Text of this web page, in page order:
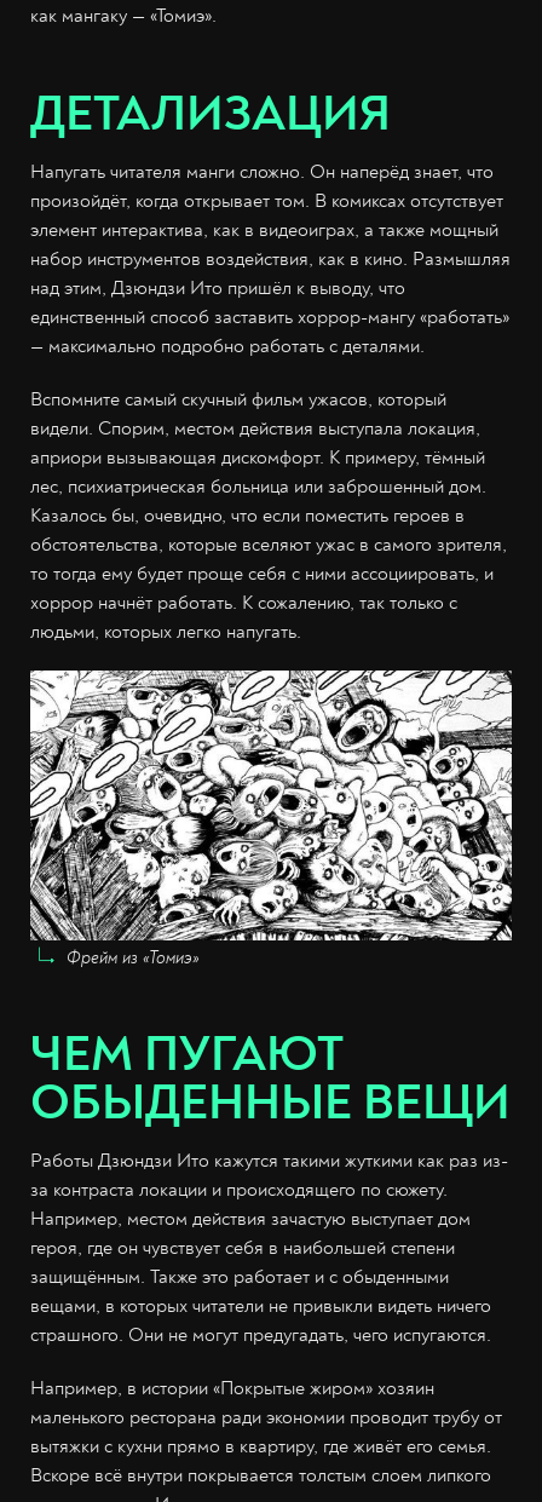
как мангаку — «Томиэ».
ДЕТАЛИЗАЦИЯ
Напугать читателя манги сложно. Он наперёд знает, что
произойдёт, когда открывает том. В комиксах отсутствует
элемент интерактива, как в видеоиграх, а также мощный
набор инструментов воздействия, как в кино. Размышляя
над этим, Дзюндзи Ито пришёл к выводу, что
единственный способ заставить хоррор-мангу «работать»
— максимально подробно работать с деталями.
Вспомните самый скучный фильм ужасов, который
видели. Спорим, местом действия выступала локация,
априори вызывающая дискомфорт. К примеру, тёмный
лес, психиатрическая больница или заброшенный дом.
Казалось бы, очевидно, что если поместить героев в
обстоятельства, которые вселяют ужас в самого зрителя,
то тогда ему будет проще себя с ними ассоциировать, и
хоррор начнёт работать. К сожалению, так только с
людьми, которых легко напугать.
Фрейм из «Томиэ»
ЧЕМ ПУГАЮТ
ОБЫДЕННЫЕ ВЕЩИ
Работы Дзюндзи Ито кажутся такими жуткими как раз из-
за контраста локации и происходящего по сюжету.
Например, местом действия зачастую выступает дом
героя, где он чувствует себя в наибольшей степени
защищённым. Также это работает и с обыденными
вещами, в которых читатели не привыкли видеть ничего
страшного. Они не могут предугадать, чего испугаются.
Например, в истории «Покрытые жиром» хозяин
маленького ресторана ради экономии проводит трубу от
вытяжки с кухни прямо в квартиру, где живёт его семья.
Вскоре всё внутри покрывается толстым слоем липкого